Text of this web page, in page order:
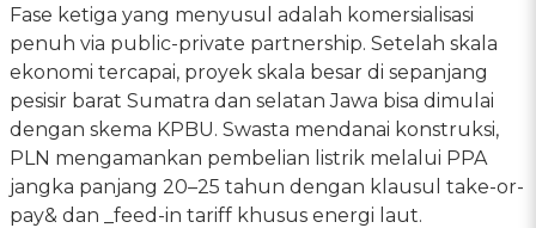
Fase ketiga yang menyusul adalah komersialisasi
penuh via public-private partnership. Setelah skala
ekonomi tercapai, proyek skala besar di sepanjang
pesisir barat Sumatra dan selatan Jawa bisa dimulai
dengan skema KPBU. Swasta mendanai konstruksi,
PLN mengamankan pembelian listrik melalui PPA
jangka panjang 20–25 tahun dengan klausul take-or-
pay& dan _feed-in tariff khusus energi laut.